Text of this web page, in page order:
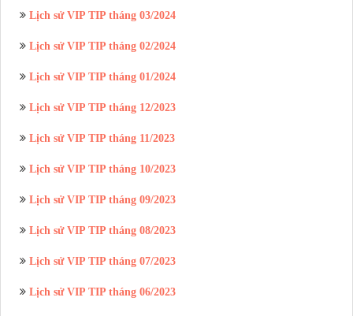
Lịch sử VIP TIP tháng 03/2024
Lịch sử VIP TIP tháng 02/2024
Lịch sử VIP TIP tháng 01/2024
Lịch sử VIP TIP tháng 12/2023
Lịch sử VIP TIP tháng 11/2023
Lịch sử VIP TIP tháng 10/2023
Lịch sử VIP TIP tháng 09/2023
Lịch sử VIP TIP tháng 08/2023
Lịch sử VIP TIP tháng 07/2023
Lịch sử VIP TIP tháng 06/2023